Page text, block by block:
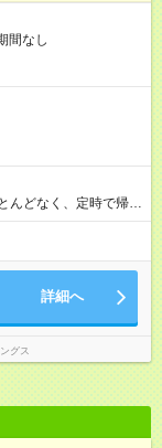
試用期間なし
管理や事務が中心な
自然と区切りをつけ
詳細へ
グス